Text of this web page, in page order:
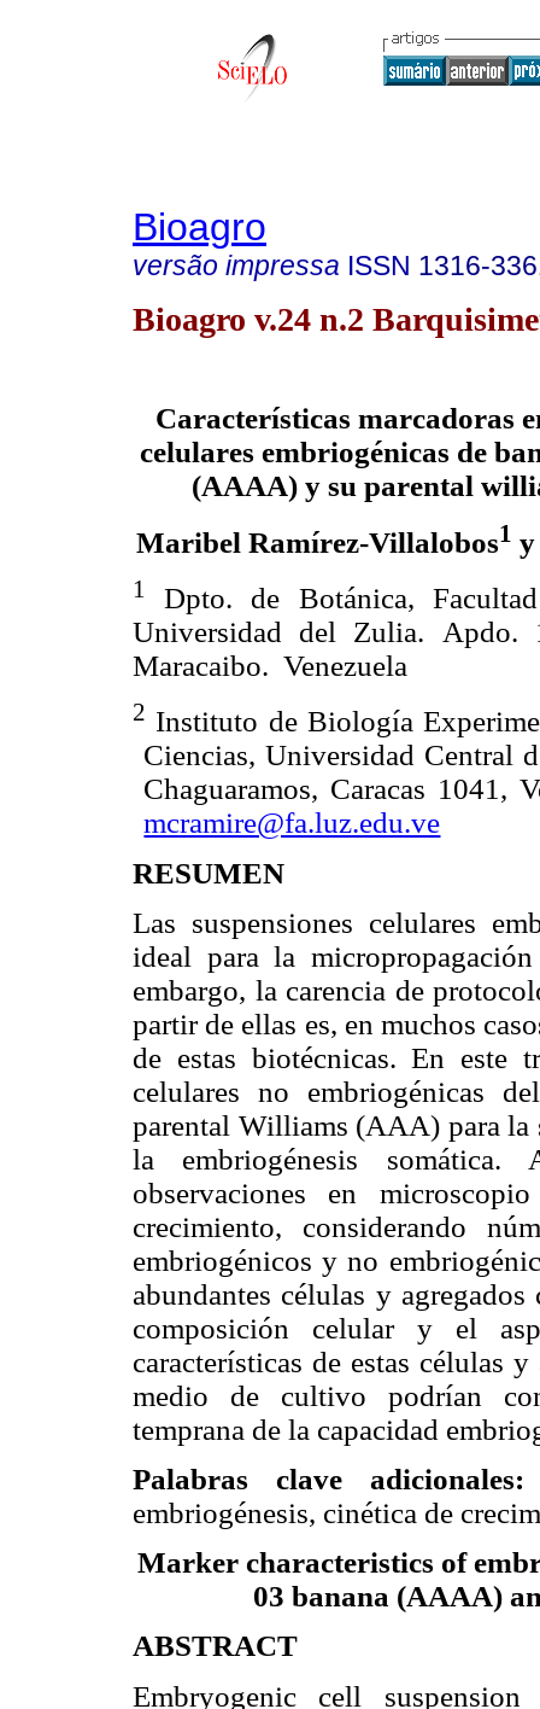
Bioagro
versão impressa ISSN 1316-
Bioagro v.24 n.2
Características marcadoras
celulares embriogénicas de
(AAAA) y su parental
Maribel Ramírez-Villalobos1 y
1
Dpto. de Botánica,
Universidad del Zulia. Apdo.
Maracaibo. Venezuela
2 Instituto de Biología
Ciencias, Universidad Central
Chaguaramos, Caracas 1041,
mcramire@fa.luz.edu.ve
RESUMEN
Las suspensiones celulares
ideal para la
embargo, la carencia de
partir de ellas es, en muchos
de estas biotécnicas.En este
celulares no embriogénicas
parental Williams (AAA) para la
la embriogénesis
observaciones en
crecimiento, considerando
embriogénicos y no
abundantes células y
composición celular y el
características de estas células
medio de cultivo podrían
temprana de la capacidad
Palabras clave adicionales:
embriogénesis, cinética de
Marker characteristics of
03 banana (AAAA)
ABSTRACT
Embryogenic cell